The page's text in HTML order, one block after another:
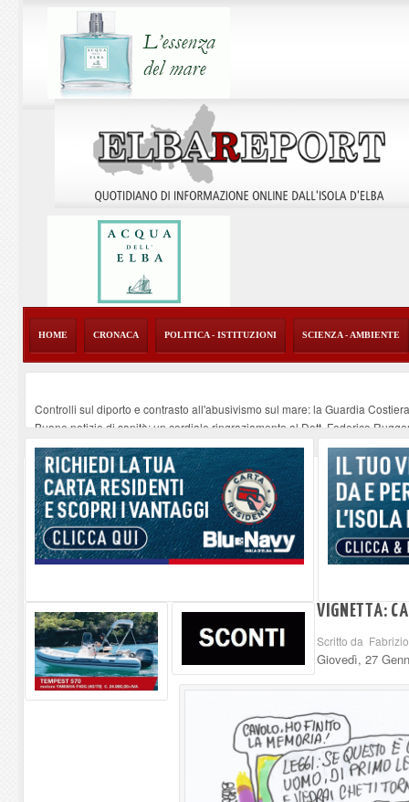
HOME CRONACA POLITICA - ISTITUZIONI SCIENZA - AMBIENTE
Controlli sul diporto e contrasto all'abusivismo sul mare: la Guardia
Buone notizie di sanità: un cordiale ringraziamento al Dott. Federico
Altiero Spinelli e Ursula Hirschmann all'Elba: riaffiora una testimonianza
Capoliveri, potenziata la pulizia dei bordi stradali -07-08-2026
Marina di Campo tra i porti interessati dal nuovo piano dell'Autorità
VIGNETTA:
Scritto da
Giovedì, 27